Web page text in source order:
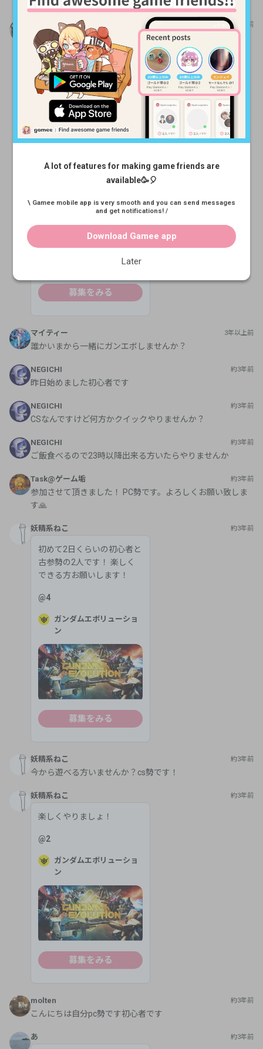
3年以上前
CS版にはなりますが楽しく
出来たらと思います〜 機体
はチーム内で足りない機体
使いますが得意な機体はサ
ザビーとかハイペリオンな
どディフェンス系が得意で
す！ 19時半くらいから2時
間くらい予定です！ お願い
@5
ン
募集をみる
マイティー 3年以上前
誰かいまから一緒にガンエボしませんか？
NEGICHI 約3年前
昨日始めました初心者です
NEGICHI 約3年前
CSなんですけど何方かクイックやりませんか？
NEGICHI 約3年前
ご飯食べるので23時以降出来る方いたらやりませんか
Task@ゲーム垢 約3年前
参加させて頂きました！ PC勢です。よろしくお願い致しま
す🙏
妖精系ねこ 約3年前
初めて2日くらいの初心者と
古参勢の2人です！ 楽しく
できる方お願いします！
@4
ガンダムエボリューショ
ン
募集をみる
妖精系ねこ 約3年前
今から遊べる方いませんか？cs勢です！
妖精系ねこ 約3年前
楽しくやりましょ！
@2
ガンダムエボリューショ
ン
募集をみる
molten 約3年前
こんにちは自分pc勢です初心者です
あ 約3年前
A lot of features for making game friends are
available🥳🎈
\ Gamee mobile app is very smooth and you can send messages
and get notifications! /
Download Gamee app
Later